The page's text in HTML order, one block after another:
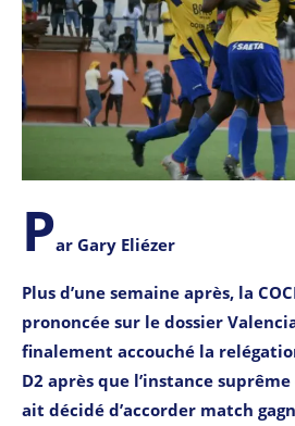
Par Gary Eliézer
Plus d’une semaine après, la
prononcée sur le dossier
finalement accouché la
D2 après que l’instance
ait décidé d’accorder match